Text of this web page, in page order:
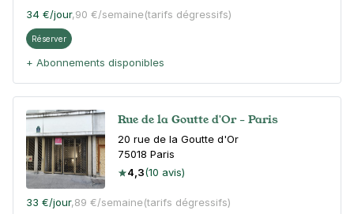
34 €/jour,90 €/semaine(tarifs dégressifs)
Réserver
+ Abonnements disponibles
Rue de la Goutte d'Or - Paris
20 rue de la Goutte d'Or
75018 Paris
4,3(10 avis)
33 €/jour,89 €/semaine(tarifs dégressifs)